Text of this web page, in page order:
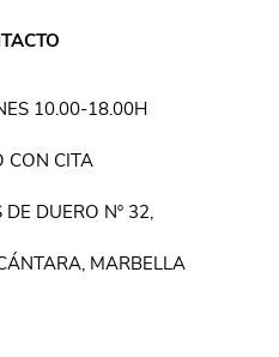
10.00-18.00H
CON CITA
DUERO Nº 32,
MARBELLA